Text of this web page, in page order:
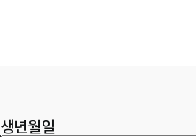
생년월일